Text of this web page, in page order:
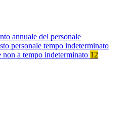
annuale del personale
personale tempo indeterminato
non a tempo indeterminato 12